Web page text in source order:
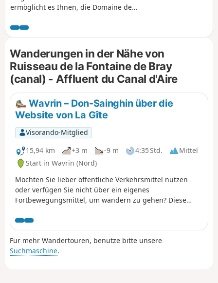
ermöglicht es Ihnen, die Domaine de
Labourse sowie die beeindruckende
Moulin du Ballon (oder Moulin Buret) zu
entdecken und zu durchqueren.
Wanderungen in der Nähe von
Ruisseau de la Fontaine de Bray
(canal) - Affluent du Canal d'Aire
Wavrin – Don-Sainghin über die
Website von La Gîte
Visorando-Mitglied
15,94 km
+3 m -9 m 4:35 Std.
Mittel
Start in Wavrin (Nord)
Möchten Sie lieber öffentliche Verkehrsmittel nutzen
oder verfügen Sie nicht über ein eigenes
Fortbewegungsmittel, um wandern zu gehen? Diese
Ihnen dann, einige der schönsten Naturlandschaften
des Parc de la Deûle zu genießen.Vom Bahnhof Wavrin
aus können Sie das Gelände von La Gîte erkunden, den
Deûle-Kanal aus der Nähe oder der Ferne entlanggehen
Für mehr Wandertouren, benutze bitte unsere
Suchmaschine.